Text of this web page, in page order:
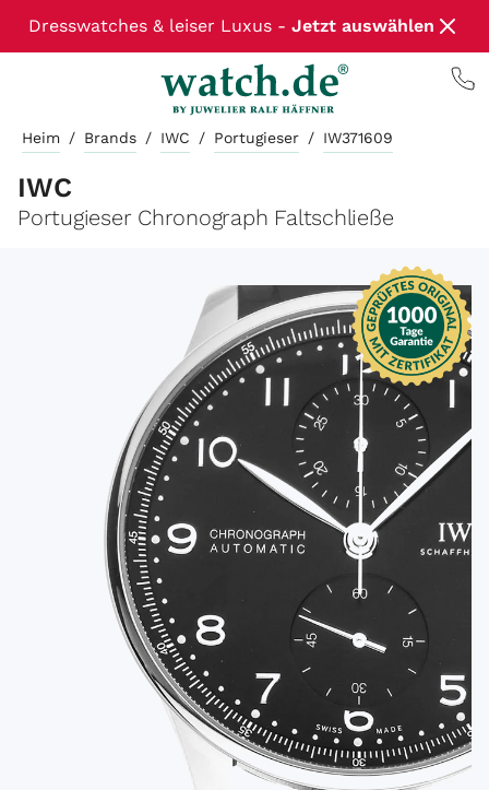
Dresswatches & leiser Luxus - Jetzt auswählen
Heim / Brands / IWC / Portugieser / IW371609
IWC
Portugieser Chronograph Faltschließe